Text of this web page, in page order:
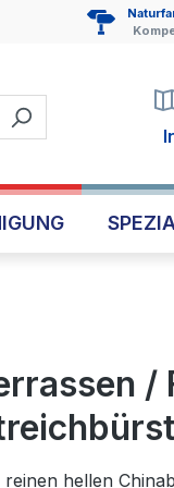
/
reinen hellen